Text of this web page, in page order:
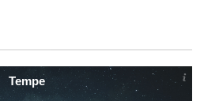
Tempe